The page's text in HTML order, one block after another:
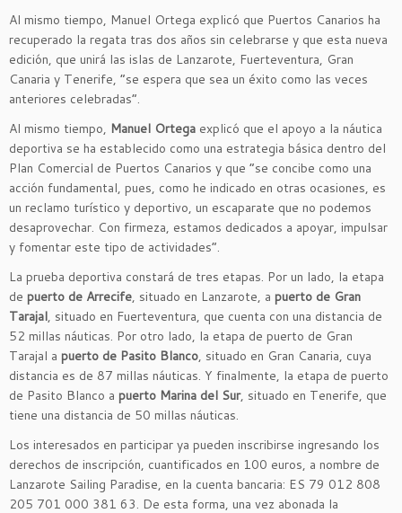
Al mismo tiempo, Manuel Ortega explicó que Puertos Canarios ha
recuperado la regata tras dos años sin celebrarse y que esta nueva
edición, que unirá las islas de Lanzarote, Fuerteventura, Gran
Canaria y Tenerife, “se espera que sea un éxito como las veces
anteriores celebradas”.
Al mismo tiempo, Manuel Ortega explicó que el apoyo a la náutica
deportiva se ha establecido como una estrategia básica dentro del
Plan Comercial de Puertos Canarios y que “se concibe como una
acción fundamental, pues, como he indicado en otras ocasiones, es
un reclamo turístico y deportivo, un escaparate que no podemos
desaprovechar. Con firmeza, estamos dedicados a apoyar, impulsar
y fomentar este tipo de actividades”.
La prueba deportiva constará de tres etapas. Por un lado, la etapa
de puerto de Arrecife, situado en Lanzarote, a puerto de Gran
Tarajal, situado en Fuerteventura, que cuenta con una distancia de
52 millas náuticas. Por otro lado, la etapa de puerto de Gran
Tarajal a puerto de Pasito Blanco, situado en Gran Canaria, cuya
distancia es de 87 millas náuticas. Y finalmente, la etapa de puerto
de Pasito Blanco a puerto Marina del Sur, situado en Tenerife, que
tiene una distancia de 50 millas náuticas.
Los interesados en participar ya pueden inscribirse ingresando los
derechos de inscripción, cuantificados en 100 euros, a nombre de
Lanzarote Sailing Paradise, en la cuenta bancaria: ES 79 012 808
205 701 000 381 63. De esta forma, una vez abonada la